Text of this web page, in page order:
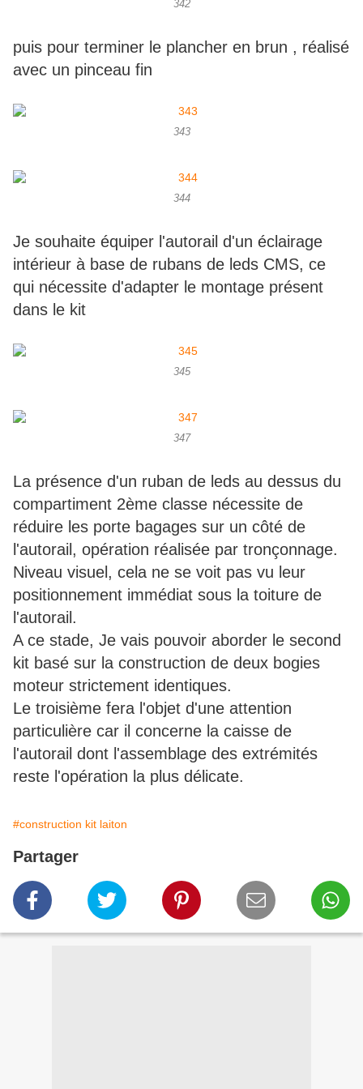
342
puis pour terminer le plancher en brun , réalisé
avec un pinceau fin
343
344
Je souhaite équiper l'autorail d'un éclairage
intérieur à base de rubans de leds CMS, ce
qui nécessite d'adapter le montage présent
dans le kit
345
347
La présence d'un ruban de leds au dessus du
compartiment 2ème classe nécessite de
réduire les porte bagages sur un côté de
l'autorail, opération réalisée par tronçonnage.
Niveau visuel, cela ne se voit pas vu leur
positionnement immédiat sous la toiture de
l'autorail.
A ce stade, Je vais pouvoir aborder le second
kit basé sur la construction de deux bogies
moteur strictement identiques.
Le troisième fera l'objet d'une attention
particulière car il concerne la caisse de
l'autorail dont l'assemblage des extrémités
reste l'opération la plus délicate.
#construction kit laiton
Partager